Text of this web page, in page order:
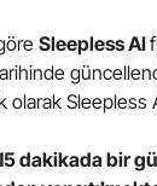
Hatay
Sleepless AI
olarak Sleepless
dakikada bir